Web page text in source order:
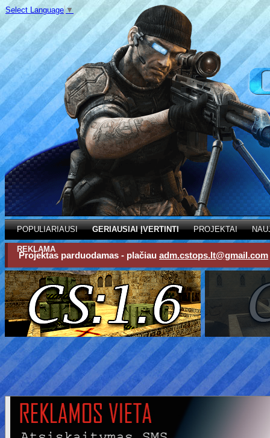
Select Language ▼
POPULIARIAUSI GERIAUSIAI ĮVERTINTI PROJEKTAI
REKLAMA
Projektas parduodamas - plačiau adm.cstops.lt@gmail.com